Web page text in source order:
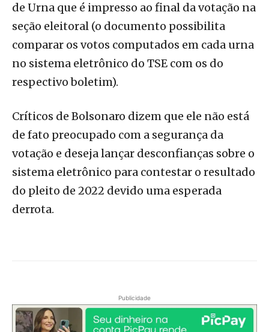
de Urna que é impresso ao final da votação na
seção eleitoral (o documento possibilita
comparar os votos computados em cada urna
no sistema eletrônico do TSE com os do
respectivo boletim).
Críticos de Bolsonaro dizem que ele não está
de fato preocupado com a segurança da
votação e deseja lançar desconfianças sobre o
sistema eletrônico para contestar o resultado
do pleito de 2022 devido uma esperada
derrota.
Publicidade